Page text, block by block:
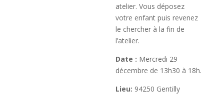
atelier. Vous déposez
votre enfant puis revenez
le chercher à la fin de
l’atelier.
Date : Mercredi 29
décembre de 13h30 à 18h.
Lieu: 94250 Gentilly